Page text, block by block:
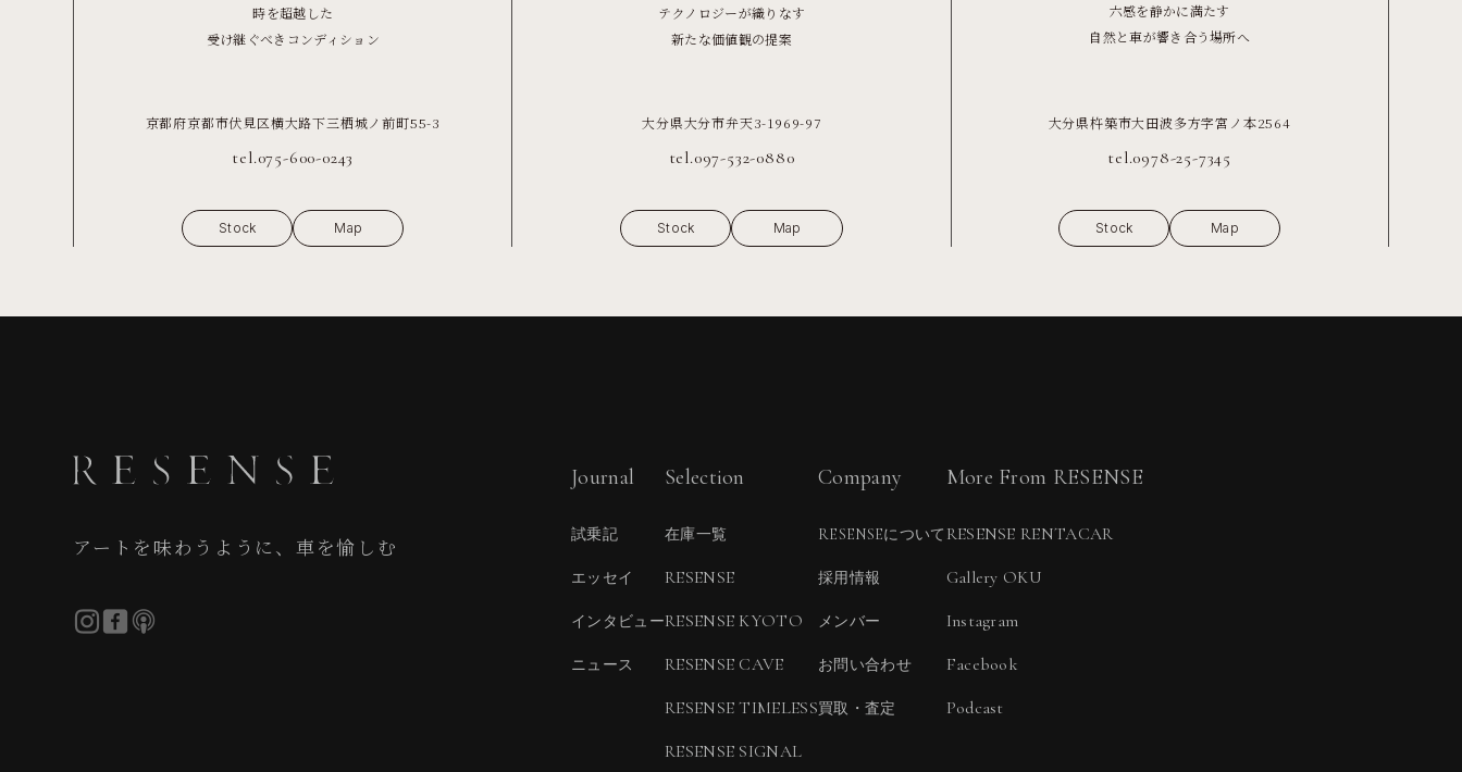
時を超越した
受け継ぐべきコンディション
京都府京都市伏見区横大路下三栖城ノ前町55-3
tel.075-600-0243
Stock Map
テクノロジーが織りなす
新たな価値観の提案
大分県大分市弁天3-1969-97
tel.097-532-0880
Stock Map
六感を静かに満たす
自然と車が響き合う場所へ
大分県杵築市大田波多方字宮ノ本2564
tel.0978-25-7345
Stock Map
アートを味わうように、車を愉しむ
Journal
試乗記
エッセイ
インタビュー
ニュース
Selection
在庫一覧
RESENSE
RESENSE KYOTO
RESENSE CAVE
RESENSE TIMELESS
RESENSE SIGNAL
Company
RESENSEについて
採用情報
メンバー
お問い合わせ
買取・査定
More From RESENSE
RESENSE RENTACAR
Gallery OKU
Instagram
Facebook
Podcast